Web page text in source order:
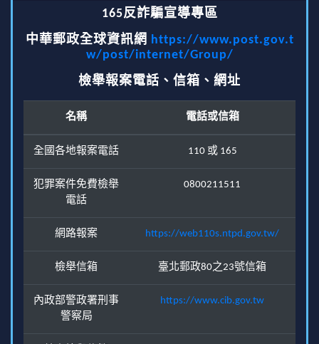
165反詐騙宣導專區
中華郵政全球資訊網 https://www.post.gov.t
w/post/internet/Group/
檢舉報案電話、信箱、網址
名稱 電話或信箱
全國各地報案電話 110 或 165
犯罪案件免費檢舉
電話
0800211511
網路報案 https://web110s.ntpd.gov.tw/
檢舉信箱 臺北郵政80之23號信箱
內政部警政署刑事
警察局
https://www.cib.gov.tw